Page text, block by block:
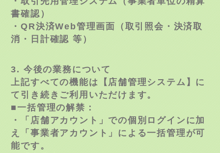
書確認）
・QR決済Web管理画面（取引照会・決済取
消・日計確認 等）
3. 今後の業務について
上記すべての機能は【店舗管理システム】に
て引き続きご利用いただけます。
■一括管理の解禁：
・「店舗アカウント」での個別ログインに加
え「事業者アカウント」による一括管理が可
能です。